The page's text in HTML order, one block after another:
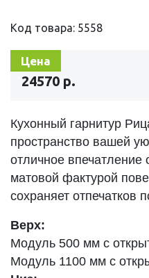
Код товара: 5558
Цена
24570 р.
Кухонный гарнитур
пространство вашей
отличное впечатление
матовой фактурой
сохраняет отпечатков
Верх:
Модуль 500 мм с
Модуль 1100 мм с